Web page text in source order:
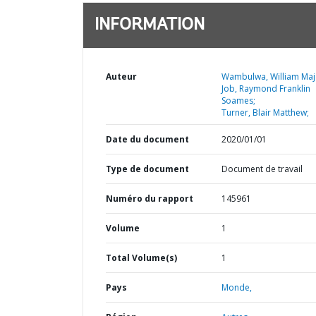
INFORMATION
Auteur
Wambulwa, William
Job, Raymond Franklin
Soames;
Turner, Blair Matthew;
Date du document 2020/01/01
Type de document Document de travail
Numéro du rapport 145961
Volume 1
Total Volume(s) 1
Pays Monde,